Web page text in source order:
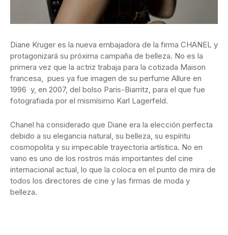
Diane Kruger es la nueva embajadora de la firma CHANEL y
protagonizará su próxima campaña de belleza. No es la
primera vez que la actriz trabaja para la cotizada Maison
francesa, pues ya fue imagen de su perfume Allure en
1996 y, en 2007, del bolso Paris-Biarritz, para el que fue
fotografiada por el mismísimo Karl Lagerfeld.
Chanel ha considerado que Diane era la elección perfecta
debido a su elegancia natural, su belleza, su espíritu
cosmopolita y su impecable trayectoria artística. No en
vano es uno de los rostros más importantes del cine
internacional actual, lo que la coloca en el punto de mira de
todos los directores de cine y las firmas de moda y
belleza.